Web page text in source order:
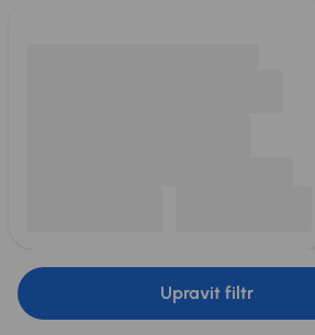
Upravit filtr